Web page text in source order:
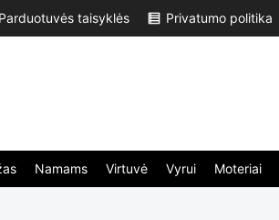
Parduotuvės taisyklės Privatumo politika
Namams Virtuvė Vyrui Moteriai